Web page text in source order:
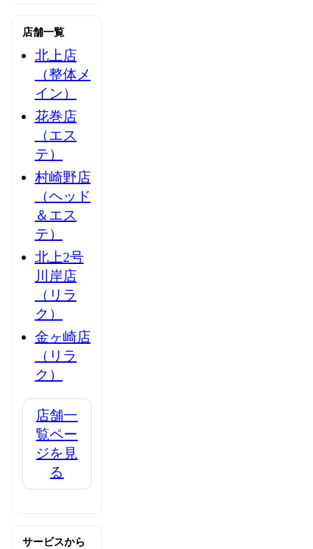
店舗一覧
北上店
（整体メ
イン）
花巻店
（エス
テ）
村崎野店
（ヘッド
＆エス
テ）
北上2号
川岸店
（リラ
ク）
金ヶ崎店
（リラ
ク）
店舗一
覧ペー
ジを見
る
サービスから